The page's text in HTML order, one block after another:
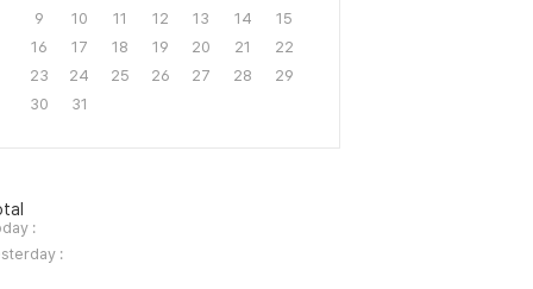
9
10 11 12 13 14
15
16
17 18 19 20 21
22
23
24 25 26 27 28
29
30
31
:
: